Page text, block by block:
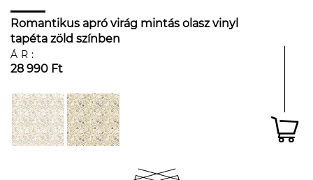
Romantikus apró virág mintás olasz vinyl
tapéta zöld színben
ÁR:
28 990 Ft